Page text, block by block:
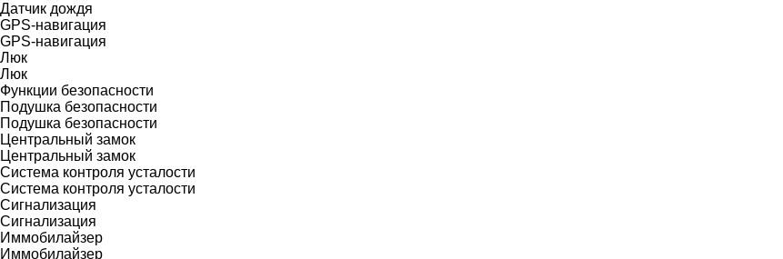
Датчик дождя
GPS-навигация
GPS-навигация
Люк
Люк
Функции безопасности
Подушка безопасности
Подушка безопасности
Центральный замок
Центральный замок
Система контроля усталости
Система контроля усталости
Сигнализация
Сигнализация
Иммобилайзер
Иммобилайзер